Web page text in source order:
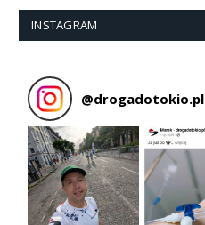
INSTAGRAM
@drogadotokio.pl